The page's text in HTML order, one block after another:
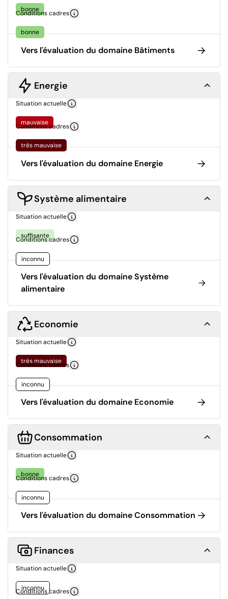
bonne
Conditions cadres
bonne
Vers l'évaluation du domaine Bâtiments
Energie
Situation actuelle
mauvaise
Conditions cadres
très mauvaise
Vers l'évaluation du domaine Energie
Système alimentaire
Situation actuelle
suffisante
Conditions cadres
inconnu
Vers l'évaluation du domaine Système
alimentaire
Economie
Situation actuelle
très mauvaise
Conditions cadres
inconnu
Vers l'évaluation du domaine Economie
Consommation
Situation actuelle
bonne
Conditions cadres
inconnu
Vers l'évaluation du domaine Consommation
Finances
Situation actuelle
inconnu
Conditions cadres